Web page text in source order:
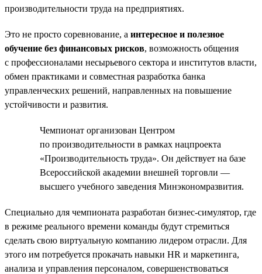
производительности труда на предприятиях.
Это не просто соревнование, а интересное и полезное
обучение без финансовых рисков, возможность общения
с профессионалами несырьевого сектора и институтов власти,
обмен практиками и совместная разработка банка
управленческих решений, направленных на повышение
устойчивости и развития.
Чемпионат организован Центром
по производительности в рамках нацпроекта
«Производительность труда». Он действует на базе
Всероссийской академии внешней торговли —
высшего учебного заведения Минэкономразвития.
Специально для чемпионата разработан бизнес-симулятор, где
в режиме реального времени команды будут стремиться
сделать свою виртуальную компанию лидером отрасли. Для
этого им потребуется прокачать навыки HR и маркетинга,
анализа и управления персоналом, совершенствоваться